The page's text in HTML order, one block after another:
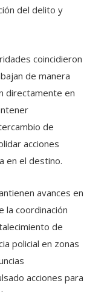
del delito y
coincidieron
de manera
directamente en
de
acciones
en el destino.
avances en
la coordinación
de
policial en zonas
acciones para